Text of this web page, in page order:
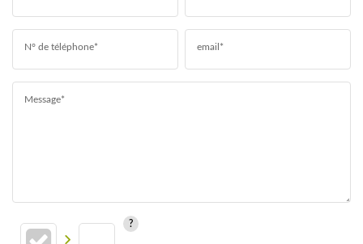
N° de téléphone* email*
Message*